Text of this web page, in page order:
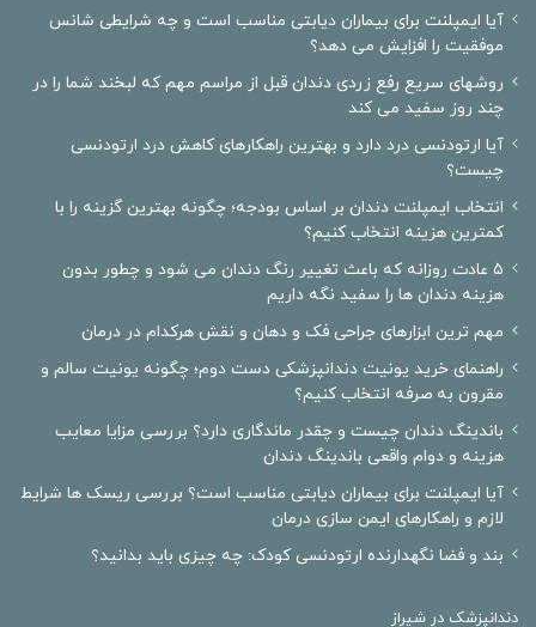
آیا ایمپلنت برای بیماران دیابتی مناسب است و چه شرایطی شانس
موفقیت را افزایش می دهد؟
روشهای سریع رفع زردی دندان قبل از مراسم مهم که لبخند شما را در
چند روز سفید می کند
آیا ارتودنسی درد دارد و بهترین راهکارهای کاهش درد ارتودنسی
چیست؟
انتخاب ایمپلنت دندان بر اساس بودجه؛ چگونه بهترین گزینه را با
کمترین هزینه انتخاب کنیم؟
۵ عادت روزانه که باعث تغییر رنگ دندان می شود و چطور بدون
هزینه دندان ها را سفید نگه داریم
مهم ترین ابزارهای جراحی فک و دهان و نقش هرکدام در درمان
راهنمای خرید یونیت دندانپزشکی دست دوم؛ چگونه یونیت سالم و
مقرون به صرفه انتخاب کنیم؟
باندینگ دندان چیست و چقدر ماندگاری دارد؟ بررسی مزایا معایب
هزینه و دوام واقعی باندینگ دندان
آیا ایمپلنت برای بیماران دیابتی مناسب است؟ بررسی ریسک ها شرایط
لازم و راهکارهای ایمن سازی درمان
بند و فضا نگهدارنده ارتودنسی کودک: چه چیزی باید بدانید؟
دندانپزشک در شیراز